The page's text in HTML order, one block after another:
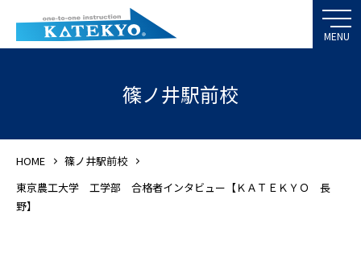
篠ノ井駅前校
HOME
篠ノ井駅前校
東京農工大学 工学部 合格者インタビュー【ＫＡＴＥＫＹＯ 長
野】